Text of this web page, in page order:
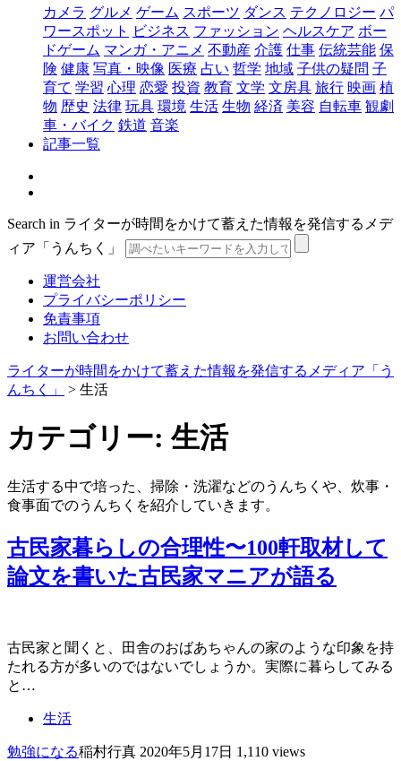
カメラ グルメ ゲーム スポーツ ダンス テクノロジー パ
ワースポット
ビジネス ファッション ヘルスケア ボー
ドゲーム マンガ・アニメ 不動産 介護 仕事 伝統芸能 保
険 健康 写真・映像 医療 占い 哲学 地域 子供の疑問 子
育て 学習 心理 恋愛 投資 教育 文学 文房具 旅行 映画 植
物 歴史 法律 玩具 環境 生活 生物 経済 美容 自転車 観劇
車・バイク 鉄道 音楽
記事一覧
Search in ライターが時間をかけて蓄えた情報を発信するメデ
ィア「うんちく」
運営会社
プライバシーポリシー
免責事項
お問い合わせ
ライターが時間をかけて蓄えた情報を発信するメディア「う
んちく」
> 生活
カテゴリー:生活
生活する中で培った、掃除・洗濯などのうんちくや、炊事・
食事面でのうんちくを紹介していきます。
古民家暮らしの合理性〜100軒取材して
論文を書いた古民家マニアが語る
古民家と聞くと、田舎のおばあちゃんの家のような印象を持
たれる方が多いのではないでしょうか。実際に暮らしてみる
と…
生活
勉強になる稲村行真 2020年5月17日 1,110 views